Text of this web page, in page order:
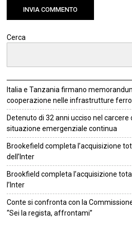
Cerca
Italia e Tanzania firmano
cooperazione nelle infrastrutture
Detenuto di 32 anni ucciso nel carcere
situazione emergenziale continua
Brookefield completa l’acquisizione
dell’Inter
Brookfield completa l’acquisizione
l’Inter
Conte si confronta con la
“Sei la regista, affrontami”